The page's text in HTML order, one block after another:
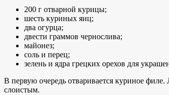
200 г отварной курицы;
шесть куриных яиц;
два огурца;
двести граммов чернослива;
майонез;
соль и перец;
зелень и ядра грецких орехов для
В первую очередь отваривается куриное
слоистым.